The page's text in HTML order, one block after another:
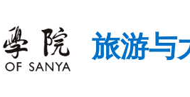
旅游与